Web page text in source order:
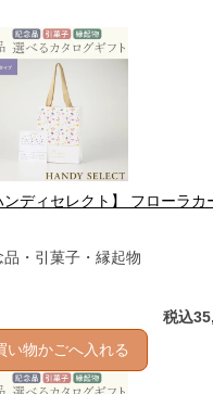
ンディセレクト】 フローラカ
品・引菓子・縁起物
税込
い物かごへ入れる